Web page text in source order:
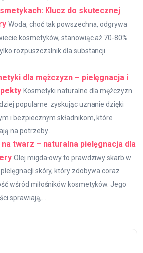
Klucz do skutecznej
Woda, choć tak powszechna, odgrywa
kosmetyków, stanowiąc aż 70-80%
rozpuszczalnik dla substancji
dla mężczyzn – pielęgnacja i
Kosmetyki naturalne dla mężczyzn
popularne, zyskując uznanie dzięki
i bezpiecznym składnikom, które
na potrzeby...
na twarz – naturalna pielęgnacja dla
Olej migdałowy to prawdziwy skarb w
skóry, który zdobywa coraz
wśród miłośników kosmetyków. Jego
sprawiają,...